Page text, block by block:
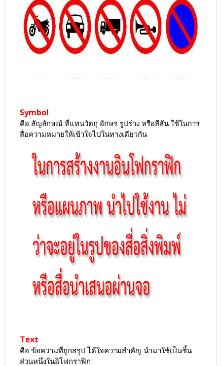
Symbol
คือ สัญลักษณ์ ที่แทนวัตถุ อักษร รูปร่าง หรือสีสัน ใช้ในการ
สื่อความหมายให้เข้าใจไปในทางเดียวกัน
Text
คือ ข้อความที่ถูกสรุป ได้ใจความสำคัญ นำมาใช้เป็นชิ้น
ส่วนหนึ่งในอิโฟกราฟิก